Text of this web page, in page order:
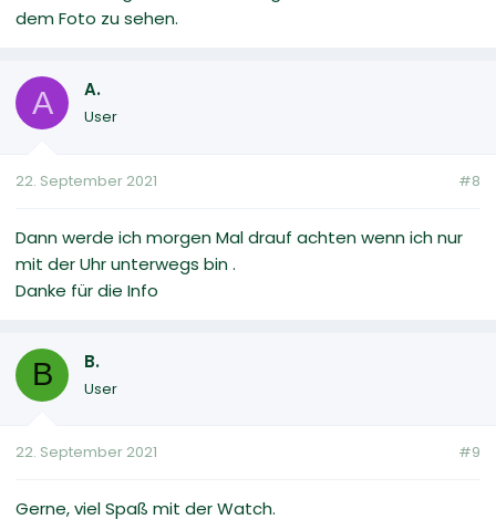
dem Foto zu sehen.
A A.
User
22. September 2021 #8
Dann werde ich morgen Mal drauf achten wenn ich nur
mit der Uhr unterwegs bin .
Danke für die Info
B B.
User
22. September 2021 #9
Gerne, viel Spaß mit der Watch.